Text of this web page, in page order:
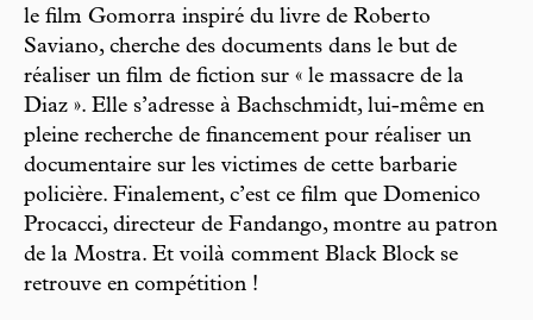
le film Gomorra inspiré du livre de Roberto
Saviano, cherche des documents dans le but de
réaliser un film de fiction sur « le massacre de la
Diaz ». Elle s’adresse à Bachschmidt, lui-même en
pleine recherche de financement pour réaliser un
documentaire sur les victimes de cette barbarie
policière. Finalement, c’est ce film que Domenico
Procacci, directeur de Fandango, montre au patron
de la Mostra. Et voilà comment Black Block se
retrouve en compétition !